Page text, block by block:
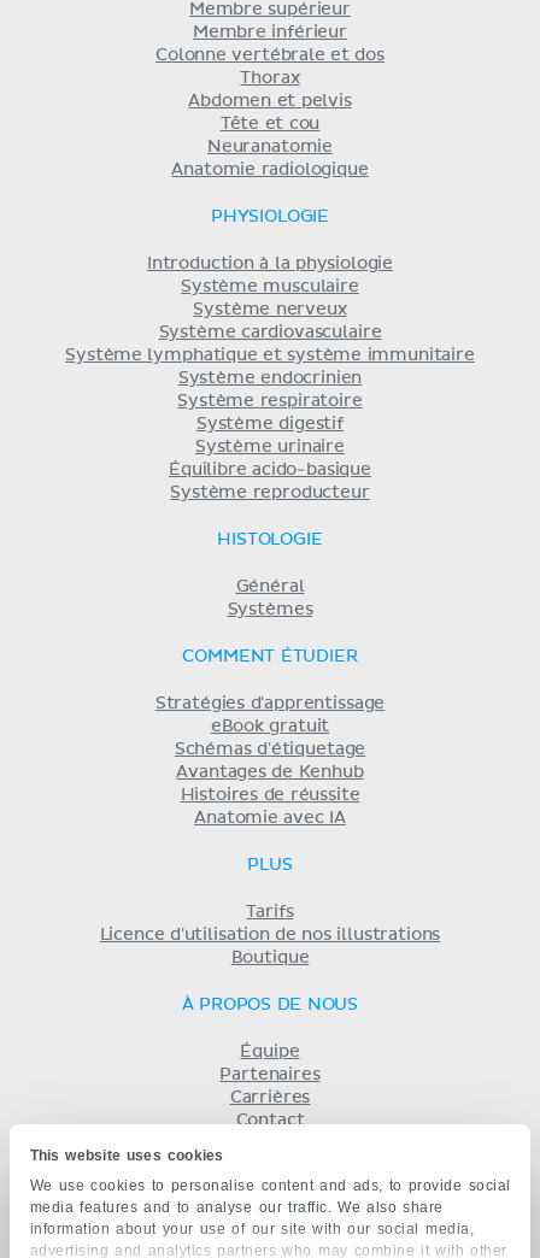
This website uses cookies
We use cookies to personalise content and ads, to provide social
media features and to analyse our traffic. We also share
information about your use of our site with our social media,
advertising and analytics partners who may combine it with other
Membre supérieur
Membre inférieur
Colonne vertébrale et dos
Thorax
Abdomen et pelvis
Tête et cou
Neuranatomie
Anatomie radiologique
PHYSIOLOGIE
Introduction à la physiologie
Système musculaire
Système nerveux
Système cardiovasculaire
Système lymphatique et système immunitaire
Système endocrinien
Système respiratoire
Système digestif
Système urinaire
Équilibre acido-basique
Système reproducteur
HISTOLOGIE
Général
Systèmes
COMMENT ÉTUDIER
Stratégies d'apprentissage
eBook gratuit
Schémas d'étiquetage
Avantages de Kenhub
Histoires de réussite
Anatomie avec IA
PLUS
Tarifs
Licence d'utilisation de nos illustrations
Boutique
À PROPOS DE NOUS
Équipe
Partenaires
Carrières
Contact
Politique de confidentialité
KENHUB EN...